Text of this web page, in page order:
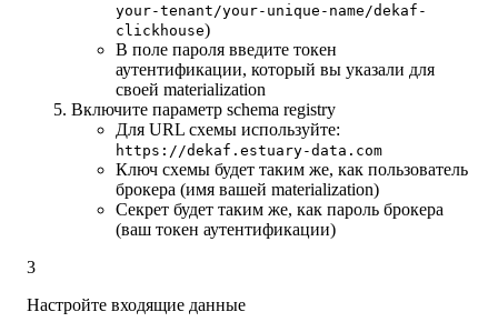
your-tenant/your-unique-name/dekaf-
clickhouse)
В поле пароля введите токен
аутентификации, который вы указали для
своей materialization
Включите параметр schema registry
Для URL схемы используйте:
https://dekaf.estuary-data.com
Ключ схемы будет таким же, как пользователь
брокера (имя вашей materialization)
Секрет будет таким же, как пароль брокера
(ваш токен аутентификации)
3
Настройте входящие данные